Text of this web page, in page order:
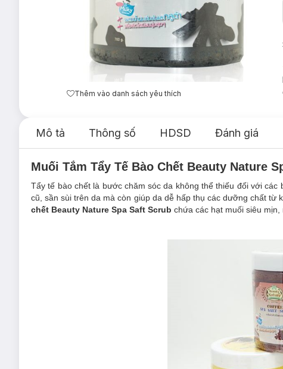
Thêm vào danh sách yêu thích
Mô tả Thông số HDSD Đánh giá
Muối Tắm Tẩy Tế Bào Chết Beauty Nature
Tẩy tế bào chết là bước chăm sóc da không thể thiếu đối với
cũ, sần sùi trên da mà còn giúp da dễ hấp thụ các dưỡng chất
chết Beauty Nature Spa Saft Scrub chứa các hạt muối siêu